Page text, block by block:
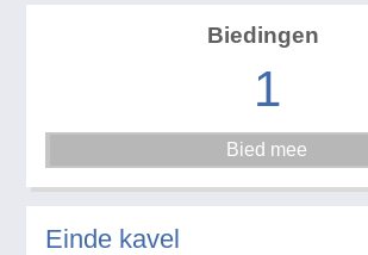
Biedingen
1
Einde kavel